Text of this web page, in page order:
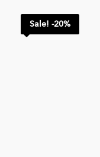
Sale! -20%